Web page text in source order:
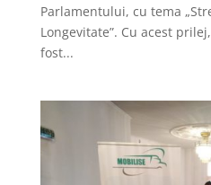
Parlamentului, cu tema
Longevitate”. Cu acest
fost...